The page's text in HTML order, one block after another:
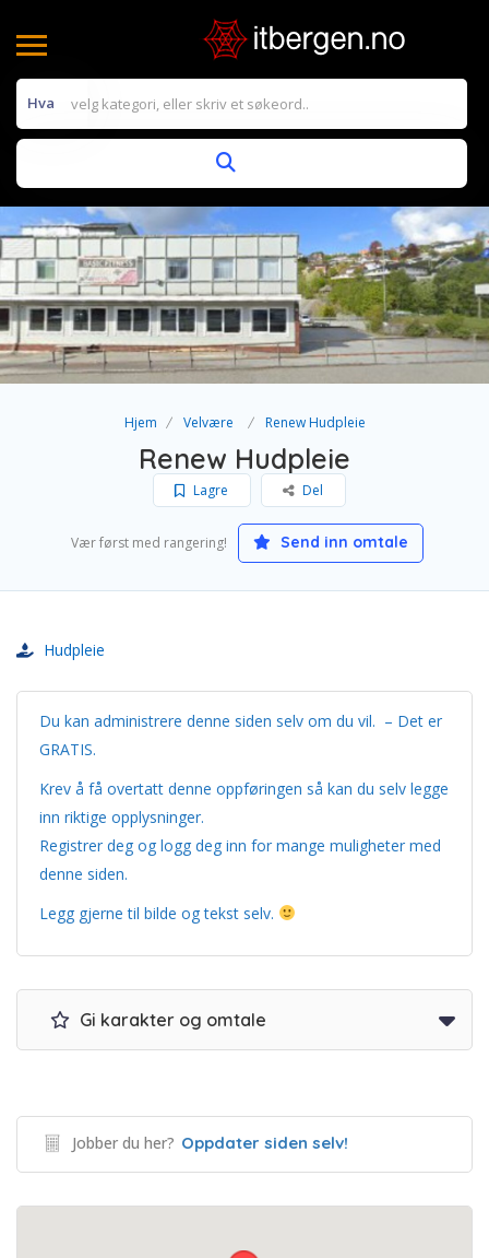
Hva
Hjem Velvære Renew Hudpleie
Renew Hudpleie
Lagre Del
Vær først med rangering! Send inn omtale
Hudpleie
Du kan administrere denne siden selv om du vil. – Det er
GRATIS.
Krev å få overtatt denne oppføringen så kan du selv legge
inn riktige opplysninger.
Registrer deg og logg deg inn for mange muligheter med
denne siden.
Legg gjerne til bilde og tekst selv.
Gi karakter og omtale
Jobber du her? Oppdater siden selv!